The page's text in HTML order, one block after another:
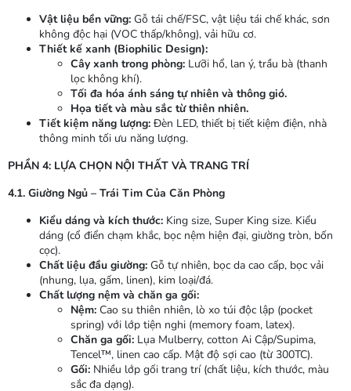
Vật liệu bền vững: Gỗ tái chế/FSC, vật liệu tái chế khác, sơn
không độc hại (VOC thấp/không), vải hữu cơ.
Thiết kế xanh (Biophilic Design):
Cây xanh trong phòng: Lưỡi hổ, lan ý, trầu bà (thanh
lọc không khí).
Tối đa hóa ánh sáng tự nhiên và thông gió.
Họa tiết và màu sắc từ thiên nhiên.
Tiết kiệm năng lượng: Đèn LED, thiết bị tiết kiệm điện, nhà
thông minh tối ưu năng lượng.
PHẦN 4: LỰA CHỌN NỘI THẤT VÀ TRANG TRÍ
4.1. Giường Ngủ – Trái Tim Của Căn Phòng
Kiểu dáng và kích thước: King size, Super King size. Kiểu
dáng (cổ điển chạm khắc, bọc nệm hiện đại, giường tròn, bốn
cọc).
Chất liệu đầu giường: Gỗ tự nhiên, bọc da cao cấp, bọc vải
(nhung, lụa, gấm, linen), kim loại/đá.
Chất lượng nệm và chăn ga gối:
Nệm: Cao su thiên nhiên, lò xo túi độc lập (pocket
spring) với lớp tiện nghi (memory foam, latex).
Chăn ga gối: Lụa Mulberry, cotton Ai Cập/Supima,
Tencel™, linen cao cấp. Mật độ sợi cao (từ 300TC).
Gối: Nhiều lớp gối trang trí (chất liệu, kích thước, màu
sắc đa dạng).